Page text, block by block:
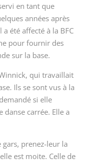
en tant que
années après
été affecté à la BFC
pour fournir des
sur la base.
qui travaillait
Ils se sont vus à la
si elle
carrée. Elle a
gars, prenez-leur la
est moite. Celle de